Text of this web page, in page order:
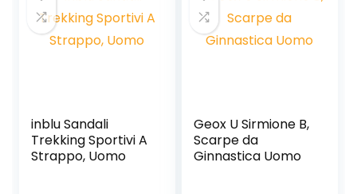
inblu Sandali
Trekking Sportivi A
Strappo, Uomo
Geox U Sirmione B,
Scarpe da
Ginnastica Uomo